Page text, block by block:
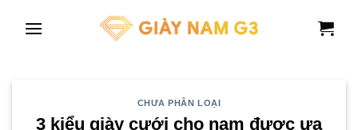
CHƯA PHÂN LOẠI
3 kiểu giày cưới cho nam được ưa